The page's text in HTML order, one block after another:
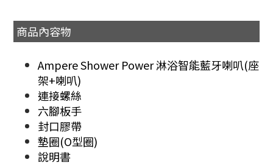
商品內容物
Ampere Shower Power 淋浴智能藍牙喇叭(座
架+喇叭)
連接螺絲
六腳板手
封口膠帶
墊圈(O型圈)
說明書